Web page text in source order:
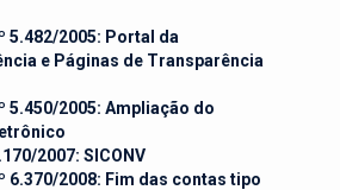
5.482/2005: Portal da
e Páginas de Transparência
5.450/2005: Ampliação do
2007: SICONV
6.370/2008: Fim das contas tipo